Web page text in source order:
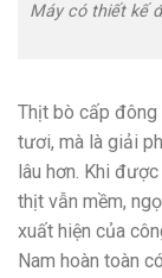
Máy có thiết kế
Thịt bò cấp đông
tươi, mà là giải
lâu hơn. Khi
thịt vẫn mềm,
xuất hiện của
Nam hoàn toàn